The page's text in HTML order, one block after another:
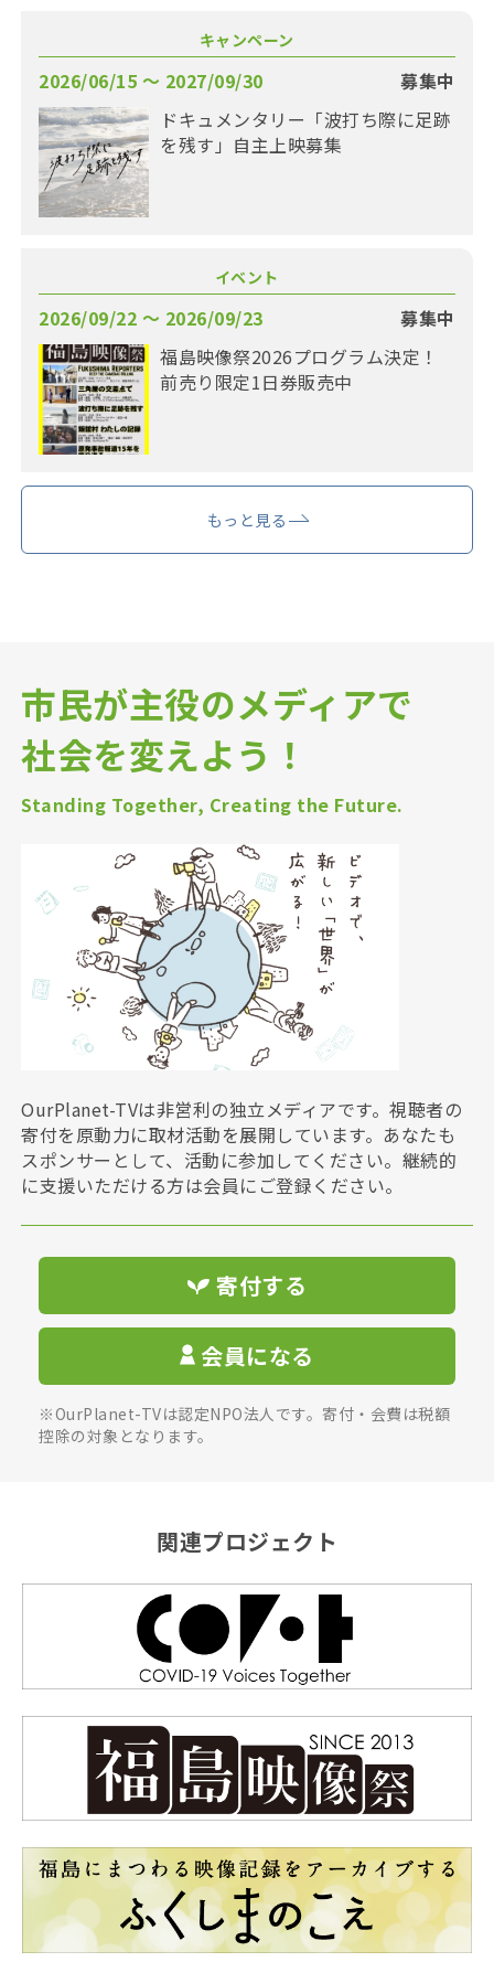
キャンペーン
2026/06/15 〜 2027/09/30
募集中
ドキュメンタリー「波打ち際に足跡
を残す」自主上映募集
イベント
2026/09/22 〜 2026/09/23
募集中
福島映像祭2026プログラム決定！
前売り限定1日券販売中
もっと見る
市民が主役のメディアで
社会を変えよう！
Standing Together, Creating the Future.
OurPlanet-TVは非営利の独立メディアです。視聴者の
寄付を原動力に取材活動を展開しています。あなたも
スポンサーとして、活動に参加してください。継続的
に支援いただける方は会員にご登録ください。
寄付する
会員になる
※OurPlanet-TVは認定NPO法人です。寄付・会費は税額
控除の対象となります。
関連プロジェクト